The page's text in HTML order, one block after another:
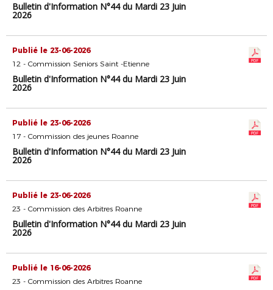
Bulletin d'Information N°44 du Mardi 23 Juin
2026
Publié le 23-06-2026
12 - Commission Seniors Saint -Etienne
Bulletin d'Information N°44 du Mardi 23 Juin
2026
Publié le 23-06-2026
17 - Commission des jeunes Roanne
Bulletin d'Information N°44 du Mardi 23 Juin
2026
Publié le 23-06-2026
23 - Commission des Arbitres Roanne
Bulletin d'Information N°44 du Mardi 23 Juin
2026
Publié le 16-06-2026
23 - Commission des Arbitres Roanne